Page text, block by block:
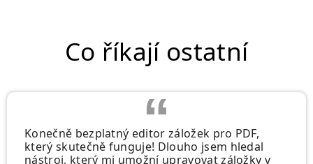
Co říkají ostatní
Konečně bezplatný editor záložek pro PDF,
který skutečně funguje! Dlouho jsem hledal
nástroj, který mi umožní upravovat záložky v